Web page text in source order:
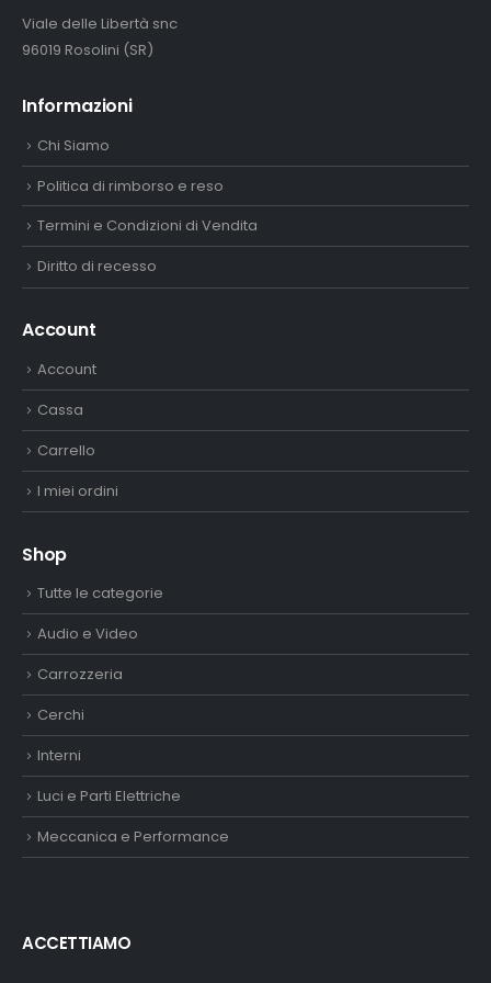
Viale delle Libertà snc
96019 Rosolini (SR)
Informazioni
Chi Siamo
Politica di rimborso e reso
Termini e Condizioni di Vendita
Diritto di recesso
Account
Account
Cassa
Carrello
I miei ordini
Shop
Tutte le categorie
Audio e Video
Carrozzeria
Cerchi
Interni
Luci e Parti Elettriche
Meccanica e Performance
ACCETTIAMO